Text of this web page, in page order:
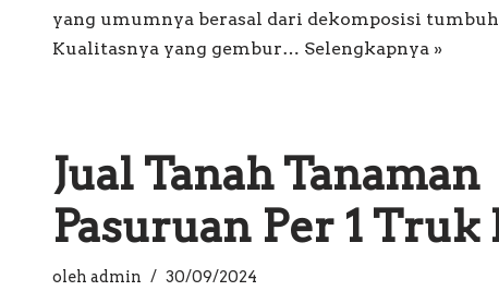
yang umumnya berasal dari dekomposisi
Kualitasnya yang gembur… Selengkapnya »
Jual Tanah Tanaman
Pasuruan Per 1
oleh admin 30/09/2024